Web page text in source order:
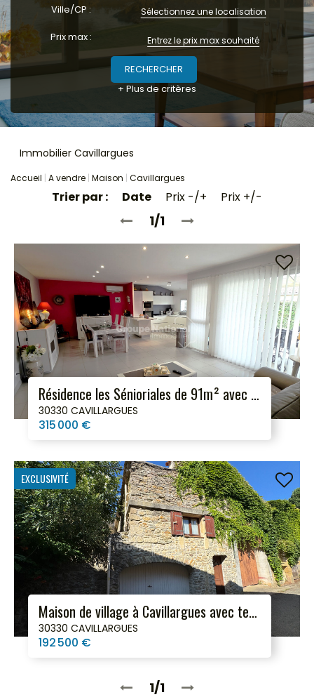
Locaux commerciaux
L'agence
Ville/CP : Sélectionnez une localisation
Prix max :
+ Plus de critères
Immobilier Cavillargues
Accueil A vendre Maison Cavillargues
Trier par : Date Prix -/+ Prix +/-
1/1
Résidence les Sénioriales de 91m² avec jardin et garage
30330 CAVILLARGUES
315 000 €
EXCLUSIVITÉ
Maison de village à Cavillargues avec terrasses !
30330 CAVILLARGUES
192 500 €
1/1